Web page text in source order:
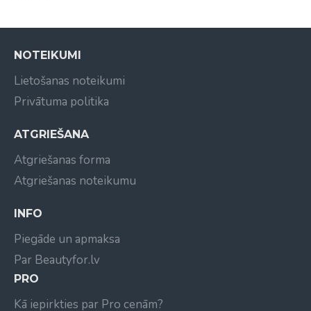
NOTEIKUMI
Lietošanas noteikumi
Privātuma politika
ATGRIEŠANA
Atgriešanas forma
Atgriešanas noteikumu
INFO
Piegāde un apmaksa
Par Beautyfor.lv
PRO
Kā iepirkties par Pro cenām?